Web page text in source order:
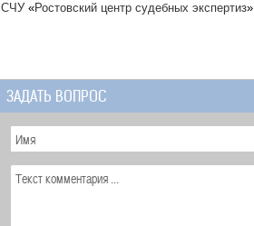
СЧУ «Ростовский центр судебных экспертиз»
ЗАДАТЬ ВОПРОС